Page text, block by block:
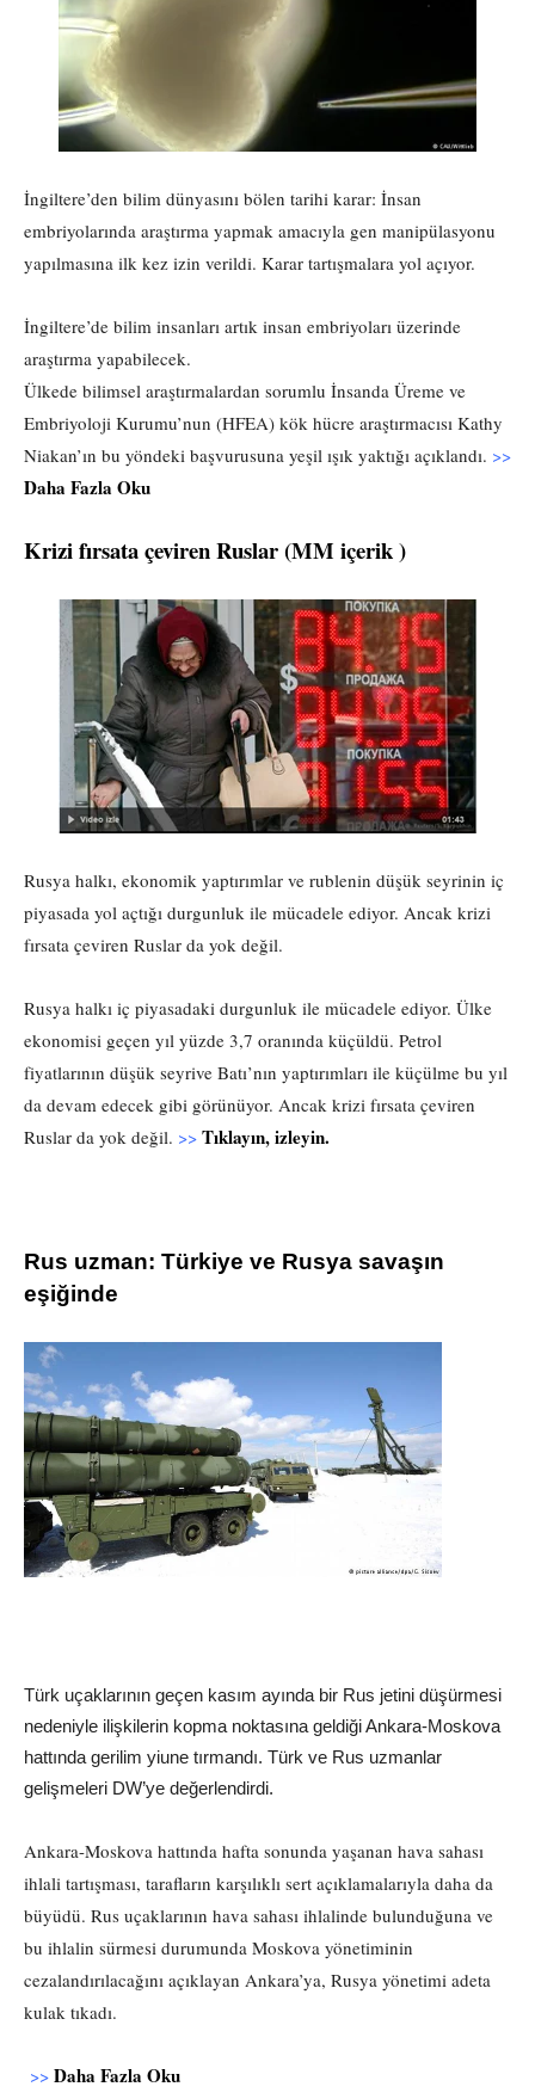
İngiltere’den bilim dünyasını bölen tarihi karar: İnsan
embriyolarında araştırma yapmak amacıyla gen manipülasyonu
yapılmasına ilk kez izin verildi. Karar tartışmalara yol açıyor.
İngiltere’de bilim insanları artık insan embriyoları üzerinde
araştırma yapabilecek.
Ülkede bilimsel araştırmalardan sorumlu İnsanda Üreme ve
Embriyoloji Kurumu’nun (HFEA) kök hücre araştırmacısı Kathy
Niakan’ın bu yöndeki başvurusuna yeşil ışık yaktığı açıklandı. >>
Daha Fazla Oku
Krizi fırsata çeviren Ruslar (MM içerik )
Rusya halkı, ekonomik yaptırımlar ve rublenin düşük seyrinin iç
piyasada yol açtığı durgunluk ile mücadele ediyor. Ancak krizi
fırsata çeviren Ruslar da yok değil.
Rusya halkı iç piyasadaki durgunluk ile mücadele ediyor. Ülke
ekonomisi geçen yıl yüzde 3,7 oranında küçüldü. Petrol
fiyatlarının düşük seyrive Batı’nın yaptırımları ile küçülme bu yıl
da devam edecek gibi görünüyor. Ancak krizi fırsata çeviren
Ruslar da yok değil. >> Tıklayın, izleyin.
Rus uzman: Türkiye ve Rusya savaşın
eşiğinde
Türk uçaklarının geçen kasım ayında bir Rus jetini düşürmesi
nedeniyle ilişkilerin kopma noktasına geldiği Ankara-Moskova
hattında gerilim yiune tırmandı. Türk ve Rus uzmanlar
gelişmeleri DW’ye değerlendirdi.
Ankara-Moskova hattında hafta sonunda yaşanan hava sahası
ihlali tartışması, tarafların karşılıklı sert açıklamalarıyla daha da
büyüdü. Rus uçaklarının hava sahası ihlalinde bulunduğuna ve
bu ihlalin sürmesi durumunda Moskova yönetiminin
cezalandırılacağını açıklayan Ankara’ya, Rusya yönetimi adeta
kulak tıkadı.
>> Daha Fazla Oku